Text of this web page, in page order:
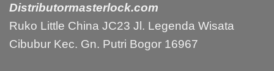
Distributormasterlock.com
Ruko Little China JC23 Jl. Legenda Wisata
Cibubur Kec. Gn. Putri Bogor 16967